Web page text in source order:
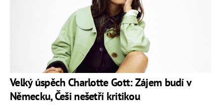
Velký úspěch Charlotte Gott: Zájem budí v
Německu, Češi nešetří kritikou